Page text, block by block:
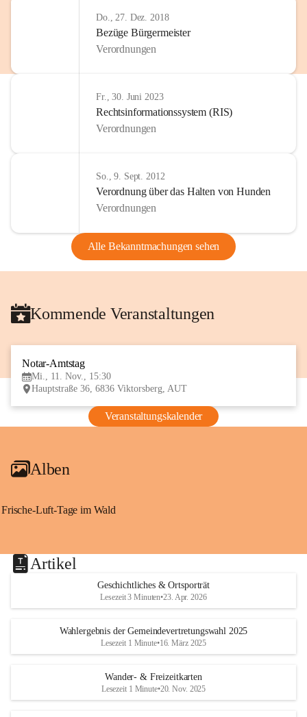
Do., 27. Dez. 2018
Bezüge Bürgermeister
Verordnungen
Fr., 30. Juni 2023
Rechtsinformationssystem (RIS)
Verordnungen
So., 9. Sept. 2012
Verordnung über das Halten von Hunden
Verordnungen
Alle Bekanntmachungen sehen
Kommende Veranstaltungen
Notar-Amtstag
Mi., 11. Nov., 15:30
Hauptstraße 36, 6836 Viktorsberg, AUT
Veranstaltungskalender
Alben
Frische-Luft-Tage im Wald
Artikel
Geschichtliches & Ortsporträt
Lesezeit 3 Minuten•23. Apr. 2026
Wahlergebnis der Gemeindevertretungswahl 2025
Lesezeit 1 Minute•16. März 2025
Wander- & Freizeitkarten
Lesezeit 1 Minute•20. Nov. 2025